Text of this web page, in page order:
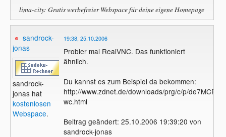
lima-city: Gratis werbefreier Webspace für deine eigene Homepage
sandrock-
jonas
sandrock-
jonas hat
kostenlosen
Webspace.
19:38, 25.10.2006
Probier mal RealVNC. Das funktioniert
ähnlich.
Du kannst es zum Beispiel da bekommen:
http://www.zdnet.de/downloads/prg/c/p/de7MCP-
wc.html
Beitrag geändert: 25.10.2006 19:39:20 von
sandrock-jonas